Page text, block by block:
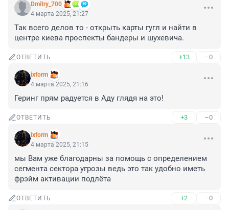
Dmitry_700
4 марта 2025, 21:27
Так всего делов то - открыть карты гугл и найти в
центре киева проспекты бандеры и шухевича.
ОТВЕТИТЬ +13 –0
ixform
4 марта 2025, 21:16
Геринг прям радуется в Аду глядя на это!
ОТВЕТИТЬ +3 –0
ixform
4 марта 2025, 21:15
мы Вам уже благодарны за помощь с определением
сегмента сектора угрозы ведь это так удобно иметь
фрэйм активации подлёта
ОТВЕТИТЬ +2 –0